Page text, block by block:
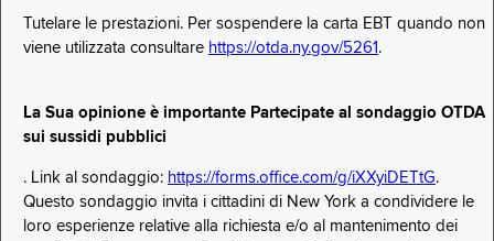
Tutelare le prestazioni. Per sospendere la carta EBT quando non
viene utilizzata consultare https://otda.ny.gov/5261 .
La Sua opinione è importante Partecipate al sondaggio OTDA
sui sussidi pubblici
. Link al sondaggio: https://forms.office.com/g/iXXyiDETtG.
Questo sondaggio invita i cittadini di New York a condividere le
loro esperienze relative alla richiesta e/o al mantenimento dei